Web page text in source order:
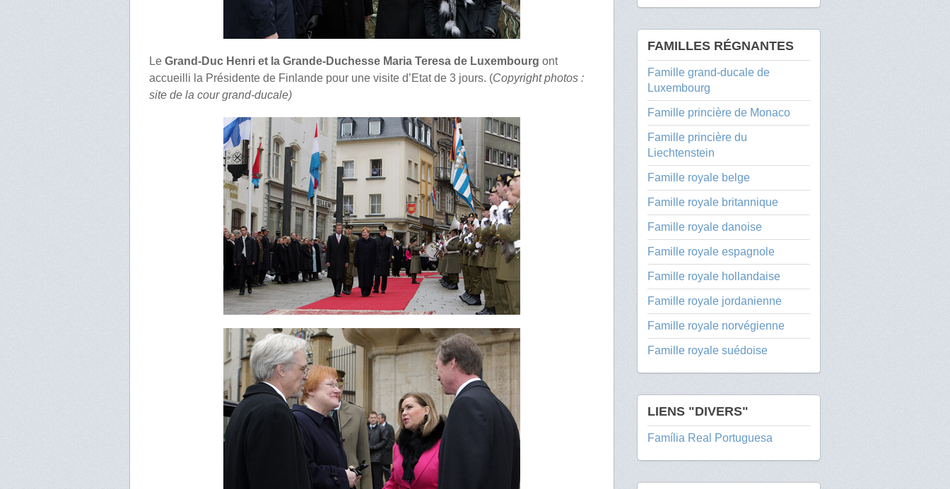
LeGrand-Duc Henri et la Grande-Duchesse Maria Teresa de Luxembourg ont
accueilli la Présidente de Finlande pour une visite d’Etat de 3 jours. (Copyright photos :
site de la cour grand-ducale)
FAMILLES RÉGNANTES
Famille grand-ducale de
Luxembourg
Famille princière de Monaco
Famille princière du
Liechtenstein
Famille royale belge
Famille royale britannique
Famille royale danoise
Famille royale espagnole
Famille royale hollandaise
Famille royale jordanienne
Famille royale norvégienne
Famille royale suédoise
LIENS "DIVERS"
Família Real Portuguesa